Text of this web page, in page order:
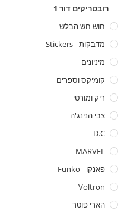
רובטריקים דור 1
חוש חש הבלש
מדבקות - Stickers
מיניונים
קומיקס וספרים
ריק ומורטי
צבי הנינג'ה
D.C
MARVEL
פאנקו - Funko
Voltron
הארי פוטר